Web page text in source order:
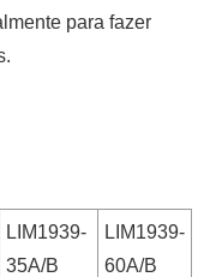
para fazer
LIM1939-
35A/B
LIM1939-
60A/B